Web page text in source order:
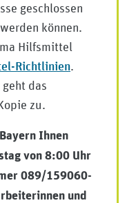
geschlossen
können.
Hilfsmittel
Richtlinien.
das
zu.
Ihnen
von 8:00 Uhr
089/159060-
und